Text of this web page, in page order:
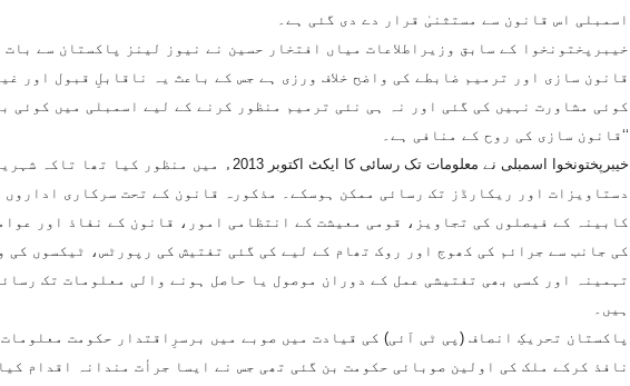
اسمبلی اس قانون سے مستثنیٰ قرار دے دی گئی ہے۔
خیبرپختونخوا کے سابق وزیراطلاعات میاں افتخار حسین نے نیوز لینز پاکستان سے بات
قانون سازی اور ترمیم ضابطے کی واضح خلاف ورزی ہے جس کے باعث یہ ناقابلِ قبول اور
کوئی مشاورت نہیں کی گئی اور نہ ہی نئی ترمیم منظور کرنے کے لیے اسمبلی میں کوئی
قانون سازی کی روح کے منافی ہے۔‘‘
خیبرپختونخوا اسمبلی نے معلومات تک رسائی کا ایکٹ اکتوبر 2013ء میں
دستاویزات اور ریکارڈز تک رسائی ممکن ہوسکے۔ مذکورہ قانون کے تحت سرکاری اداروں
کابینہ کے فیصلوں کی تجاویز، قومی معیشت کے انتظامی امور، قانون کے نفاذ اور
کی جانب سے جرائم کی کھوج اور روک تھام کے لیے کی گئی تفتیش کی رپورٹس، ٹیکسوں کی
تہمینہ اور کسی بھی تفتیشی عمل کے دوران موصول یا حاصل ہونے والی معلومات تک
ہیں۔
پاکستان تحریکِ انصاف (پی ٹی آئی) کی قیادت میں صوبے میں برسرِاقتدار حکومت
نافذ کرکے ملک کی اولین صوبائی حکومت بن گئی تھی جس نے ایسا جرأت مندانہ اقدام